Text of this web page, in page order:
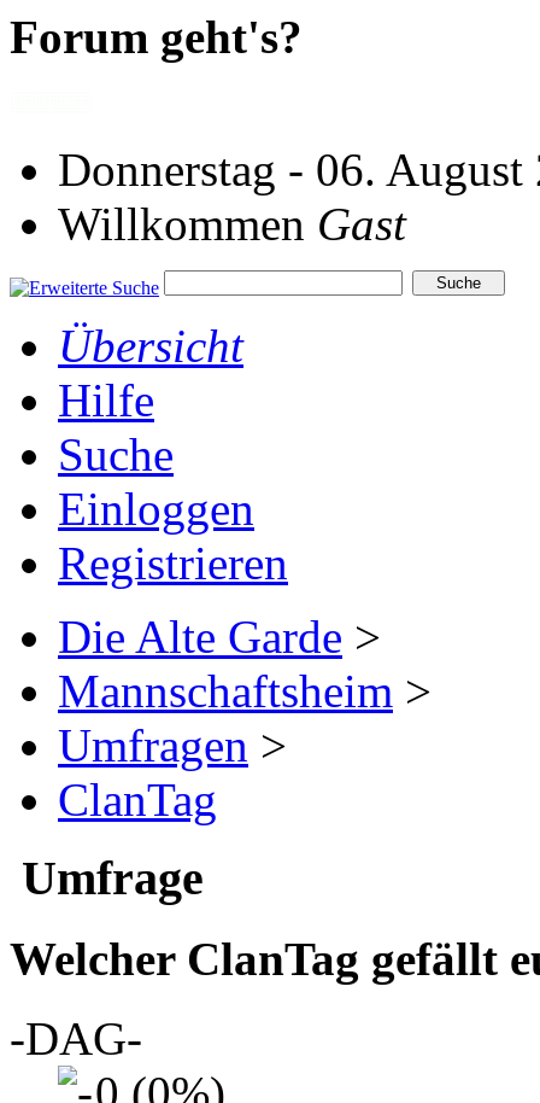
Forum geht's?
Donnerstag - 06.
Willkommen Gast
Übersicht
Hilfe
Suche
Einloggen
Registrieren
Die Alte Garde >
Mannschaftsheim >
Umfragen >
ClanTag
Umfrage
Welcher ClanTag gefällt
-DAG-